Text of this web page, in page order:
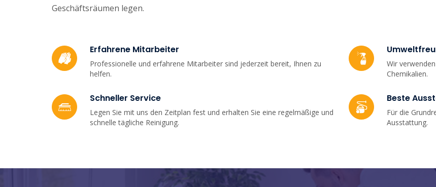
Geschäftsräumen legen.
Erfahrene Mitarbeiter
Professionelle und erfahrene Mitarbeiter sind jederzeit bereit, Ihnen zu
helfen.
Wir
Chemikalien.
Schneller Service
Legen Sie mit uns den Zeitplan fest und erhalten Sie eine regelmäßige und
schnelle tägliche Reinigung.
Beste
Für die
Ausstattung.